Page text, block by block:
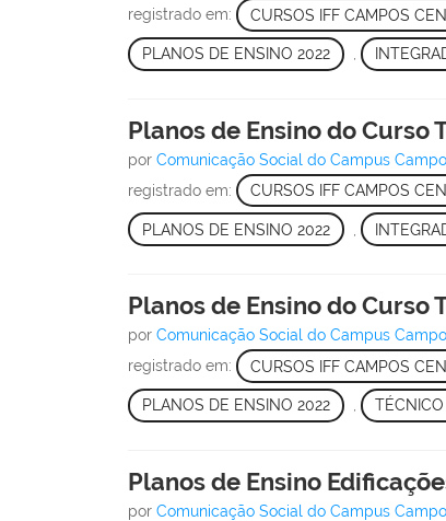
registrado em: CURSOS IFF CAMPOS
PLANOS DE ENSINO 2022 ,
Planos de Ensino do Curso
porComunicação Social do Campus
registrado em: CURSOS IFF CAMPOS
PLANOS DE ENSINO 2022
Planos de Ensino do Curso
porComunicação Social do Campus
registrado em: CURSOS IFF CAMPOS
PLANOS DE ENSINO 2022 ,
Planos de Ensino
porComunicação Social do Campus